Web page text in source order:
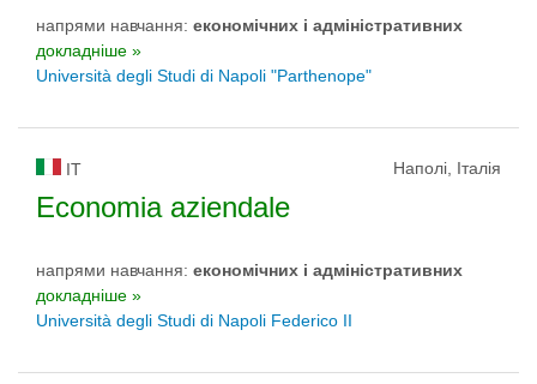
напрями навчання: економічних і адміністративних
докладніше »
Università degli Studi di Napoli "Parthenope"
IT Наполі, Італія
Economia aziendale
напрями навчання: економічних і адміністративних
докладніше »
Università degli Studi di Napoli Federico II